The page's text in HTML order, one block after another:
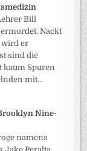
Bill
Nackt
wird er
sind die
kaum Spuren
mit...
Nine-
namens